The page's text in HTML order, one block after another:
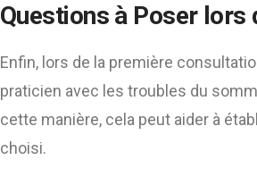
Questions à Poser
Enfin, lors de la première
praticien avec les troubles du
cette manière, cela peut aider à
choisi.